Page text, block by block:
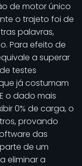
de motor único
o trajeto foi de
palavras,
Para efeito de
a superar
testes
já costumam
o dado mais
0% de carga, o
provando
das
de um
eliminar a